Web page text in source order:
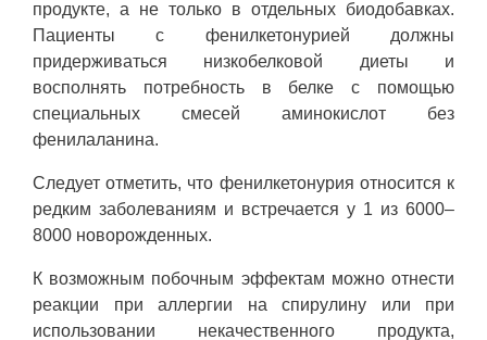
продукте, а не только в отдельных биодобавках.
Пациенты с фенилкетонурией должны
придерживаться низкобелковой диеты и
восполнять потребность в белке с помощью
специальных смесей аминокислот без
фенилаланина.
Следует отметить, что фенилкетонурия относится к
редким заболеваниям и встречается у 1 из 6000–
8000 новорожденных.
К возможным побочным эффектам можно отнести
реакции при аллергии на спирулину или при
использовании некачественного продукта,